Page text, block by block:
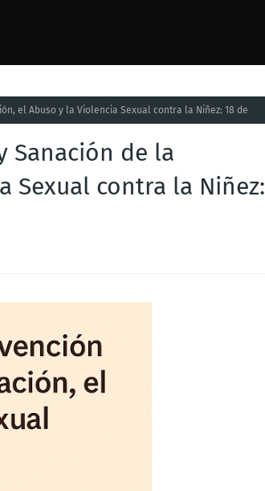
el Abuso y la Violencia Sexual contra la Niñez: 18 de
Sanación de la
Sexual contra la Niñez: